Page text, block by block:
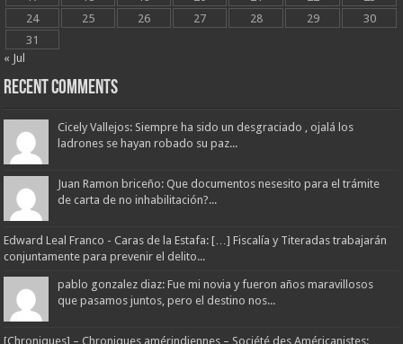
24
25 26 27 28 29
30
31
« Jul
Recent Comments
Cicely Vallejos: Siempre ha sido un desgraciado , ojalá los
ladrones se hayan robado su paz...
Juan Ramon briceño: Que documentos nesesito para el trámite
de carta de no inhabilitación?...
Edward Leal Franco - Caras de la Estafa: […] Fiscalía y Titeradas trabajarán
conjuntamente para prevenir el delito...
pablo gonzalez diaz: Fue mi novia y fueron años maravillosos
que pasamos juntos, pero el destino nos...
[Chroniques] – Chroniques amérindiennes – Société des Américanistes: